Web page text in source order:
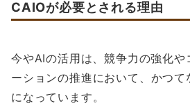
CAIOが必要とされる理由
今やAIの活用は、競争力の強化や
ーションの推進において、かつ
になっています。